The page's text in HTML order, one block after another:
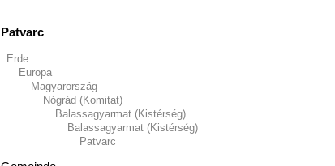
Patvarc
Erde
Europa
Magyarország
Nógrád (Komitat)
Balassagyarmat (Kistérség)
Balassagyarmat (Kistérség)
Patvarc